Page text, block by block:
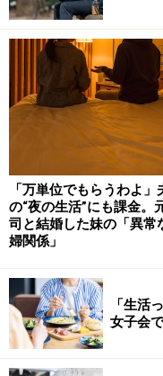
最優先させる
ただ、夫は「会社を
に辞めていたのだと1
いつも夫は給料日に
が、「ごめん。もう
た」と白状したからだ
「万単位でもらうわよ」
の“夜の生活”にも課金。
司と結婚した妹の「異常
婦関係」
「生活
女子会